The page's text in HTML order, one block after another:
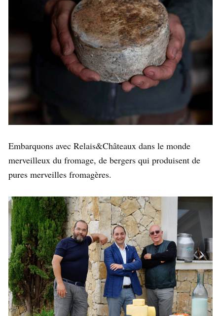
Embarquons avec Relais&Châteaux dans le monde
merveilleux du fromage, de bergers qui produisent de
pures merveilles fromagères.